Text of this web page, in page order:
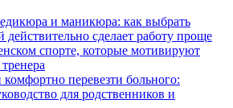
и маникюра: как выбрать
действительно сделает работу проще
спорте, которые мотивируют
перевезти больного:
для родственников и